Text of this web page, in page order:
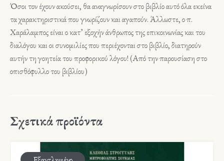
Όσοι τον έχουν ακούσει, θα αναγνωρίσουν στο βιβλίο αυτό όλα εκείνα
τα χαρακτηριστικά που γνωρίζουν και αγαπούν. Άλλωστε, ο π.
Χαράλαμπος είναι ο κατ’ εξοχήν άνθρωπος της επικοινωνίας και του
διαλόγου και οι συνομιλίες που περιέχονται στο βιβλίο, διατηρούν
αυτήν τη γοητεία του προφορικού λόγου! (Από την παρουσίαση στο
οπισθόφυλλο του βιβλίου)
Σχετικά προϊόντα